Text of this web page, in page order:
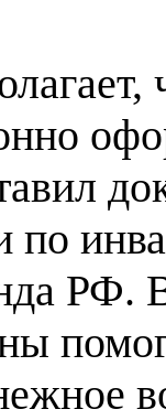
по
РФ. В